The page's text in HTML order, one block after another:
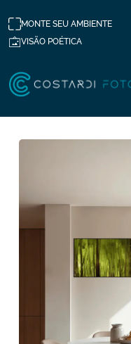
MONTE SEU AMBIENTE
VISÃO POÉTICA